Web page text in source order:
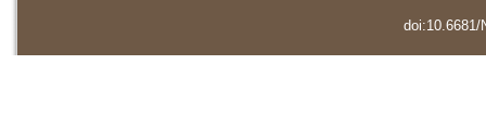
doi:10.6681/